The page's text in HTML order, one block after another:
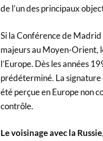
de l’un des principaux
Si la Conférence de
majeurs au Moyen-Orient,
l’Europe. Dès les années
prédéterminé. La
été perçue en Europe non
contrôle.
Le voisinage avec la